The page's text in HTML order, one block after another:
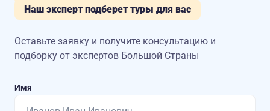
Наш эксперт подберет туры для вас
Оставьте заявку и получите консультацию и
подборку от экспертов Большой Страны
Имя